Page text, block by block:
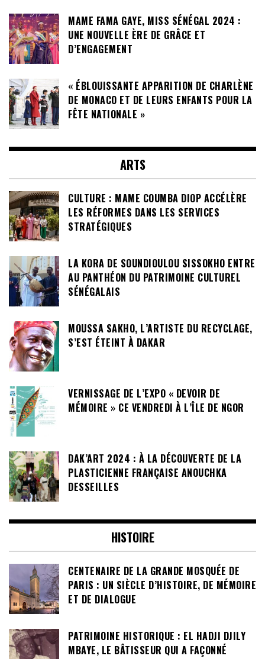
MAME FAMA GAYE, MISS SÉNÉGAL 2024 :
UNE NOUVELLE ÈRE DE GRÂCE ET
D’ENGAGEMENT
« ÉBLOUISSANTE APPARITION DE CHARLÈNE
DE MONACO ET DE LEURS ENFANTS POUR LA
FÊTE NATIONALE »
ARTS
CULTURE : MAME COUMBA DIOP ACCÉLÈRE
LES RÉFORMES DANS LES SERVICES
STRATÉGIQUES
LA KORA DE SOUNDIOULOU SISSOKHO ENTRE
AU PANTHÉON DU PATRIMOINE CULTUREL
SÉNÉGALAIS
MOUSSA SAKHO, L’ARTISTE DU RECYCLAGE,
S’EST ÉTEINT À DAKAR
VERNISSAGE DE L’EXPO « DEVOIR DE
MÉMOIRE » CE VENDREDI À L’ÎLE DE NGOR
DAK’ART 2024 : À LA DÉCOUVERTE DE LA
PLASTICIENNE FRANÇAISE ANOUCHKA
DESSEILLES
HISTOIRE
CENTENAIRE DE LA GRANDE MOSQUÉE DE
PARIS : UN SIÈCLE D’HISTOIRE, DE MÉMOIRE
ET DE DIALOGUE
PATRIMOINE HISTORIQUE : EL HADJI DJILY
MBAYE, LE BÂTISSEUR QUI A FAÇONNÉ